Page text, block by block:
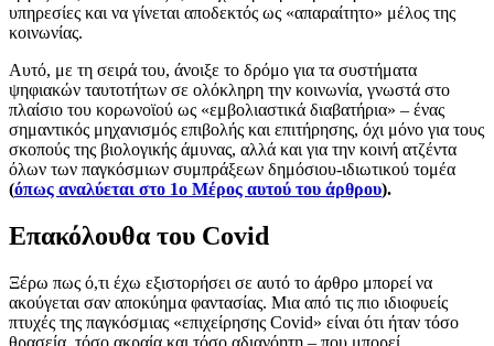
υπηρεσίες και να γίνεται αποδεκτός ως «απαραίτητο» μέλος της
κοινωνίας.
Αυτό, με τη σειρά του, άνοιξε το δρόμο για τα συστήματα
ψηφιακών ταυτοτήτων σε ολόκληρη την κοινωνία, γνωστά στο
πλαίσιο του κορωνοϊού ως «εμβολιαστικά διαβατήρια» – ένας
σημαντικός μηχανισμός επιβολής και επιτήρησης, όχι μόνο για τους
σκοπούς της βιολογικής άμυνας, αλλά και για την κοινή ατζέντα
όλων των παγκόσμιων συμπράξεων δημόσιου-ιδιωτικού τομέα
(όπως αναλύεται στο 1ο Μέρος αυτού του άρθρου).
Επακόλουθα του Covid
Ξέρω πως ό,τι έχω εξιστορήσει σε αυτό το άρθρο μπορεί να
ακούγεται σαν αποκύημα φαντασίας. Μια από τις πιο ιδιοφυείς
πτυχές της παγκόσμιας «επιχείρησης Covid» είναι ότι ήταν τόσο
θρασεία, τόσο ακραία και τόσο αδιανόητη – που μπορεί